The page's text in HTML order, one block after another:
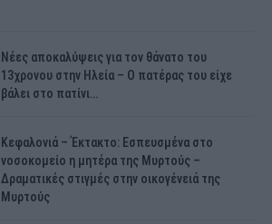
Νέες αποκαλύψεις για τον θάνατο του
13χρονου στην Ηλεία – Ο πατέρας του είχε
βάλει στο πατίνι…
Κεφαλονιά – Έκτακτο: Εσπευσμένα στο
νοσοκομείο η μητέρα της Μυρτούς –
Δραματικές στιγμές στην οικογένειά της
Μυρτούς